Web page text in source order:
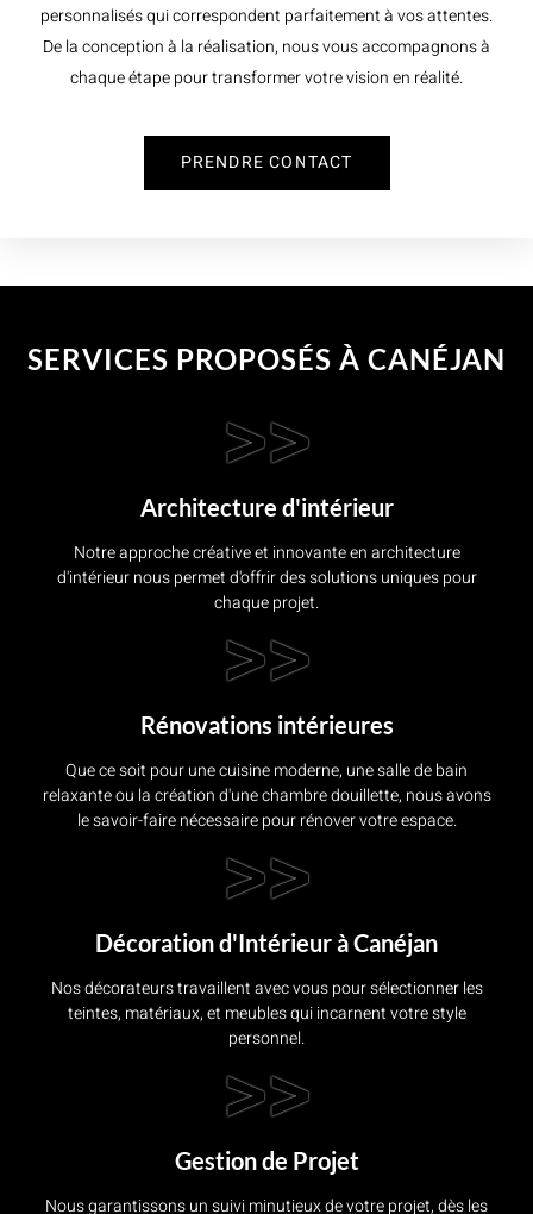
personnalisés qui correspondent parfaitement à vos attentes.
De la conception à la réalisation, nous vous accompagnons à
chaque étape pour transformer votre vision en réalité.
PRENDRE CONTACT
SERVICES PROPOSÉS À CANÉJAN
>>
Architecture d'intérieur
Notre approche créative et innovante en architecture
d'intérieur nous permet d'offrir des solutions uniques pour
chaque projet.
>>
Rénovations intérieures
Que ce soit pour une cuisine moderne, une salle de bain
relaxante ou la création d'une chambre douillette, nous avons
le savoir-faire nécessaire pour rénover votre espace.
>>
Décoration d'Intérieur à Canéjan
Nos décorateurs travaillent avec vous pour sélectionner les
teintes, matériaux, et meubles qui incarnent votre style
personnel.
>>
Gestion de Projet
Nous garantissons un suivi minutieux de votre projet, dès les